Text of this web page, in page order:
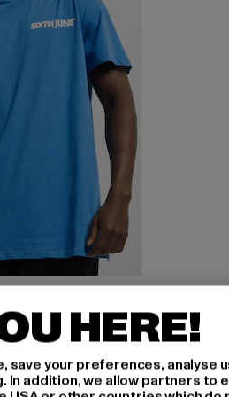
34,99 EUR
HERE!
your preferences, analyse
addition, we allow partners to